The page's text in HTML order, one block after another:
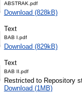
ABSTRAK.pdf
Download (828kB)
Text
BAB I.pdf
Download (829kB)
Text
BAB II.pdf
Restricted to Repository
Download (1MB)